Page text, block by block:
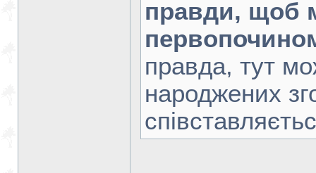
правди, щоб
правда, тут
народжених